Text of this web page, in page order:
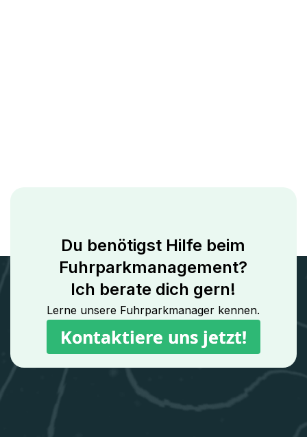
Du benötigst Hilfe beim
Fuhrparkmanagement?
Ich berate dich gern!
Lerne unsere Fuhrparkmanager kennen.
Kontaktiere uns jetzt!
Kontaktiere uns jetzt!